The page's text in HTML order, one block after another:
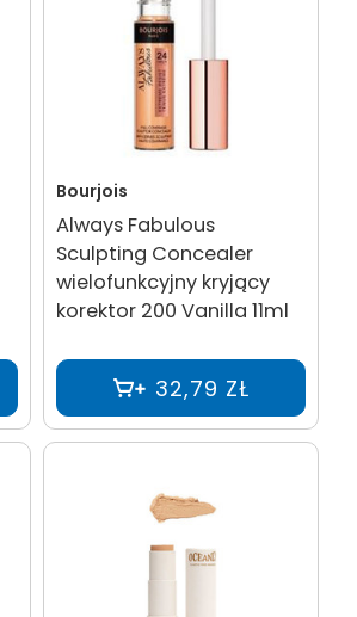
Bourjois
Always Fabulous
Sculpting Concealer
wielofunkcyjny kryjący
korektor 200 Vanilla 11ml
32,79 ZŁ